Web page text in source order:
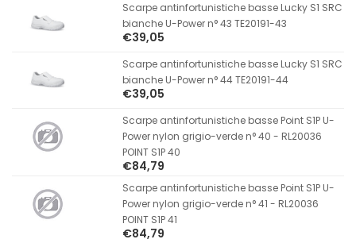
Scarpe antinfortunistiche basse Lucky S1 SRC
bianche U-Power n° 43 TE20191-43
€39,05
Scarpe antinfortunistiche basse Lucky S1 SRC
bianche U-Power n° 44 TE20191-44
€39,05
Scarpe antinfortunistiche basse Point S1P U-
Power nylon grigio-verde n° 40 - RL20036
POINT S1P 40
€84,79
Scarpe antinfortunistiche basse Point S1P U-
Power nylon grigio-verde n° 41 - RL20036
POINT S1P 41
€84,79